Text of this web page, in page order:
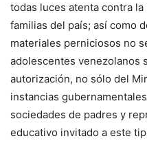
todas luces atenta contra
familias del país; así como
materiales perniciosos no
adolescentes venezolanos
autorización, no sólo del
instancias
sociedades de padres y
educativo invitado a este